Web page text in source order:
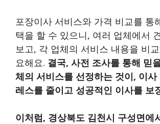
포장이사 서비스와 가격 비교를 통
택을 할 수 있으니, 여러 업체에서
보고, 각 업체의 서비스 내용을 비
요해요. 결국, 사전 조사를 통해 믿
체의 서비스를 선정하는 것이, 이
레스를 줄이고 성공적인 이사를 보
이처럼, 경상북도 김천시 구성면에